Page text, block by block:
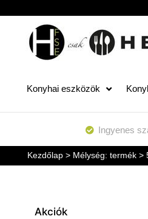
Konyhai eszközök
Ingyenes
Kezdőlap> Mélység: termék >
Akciók